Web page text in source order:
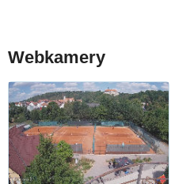
Webkamery